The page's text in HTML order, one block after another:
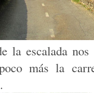
la escalada nos
más la